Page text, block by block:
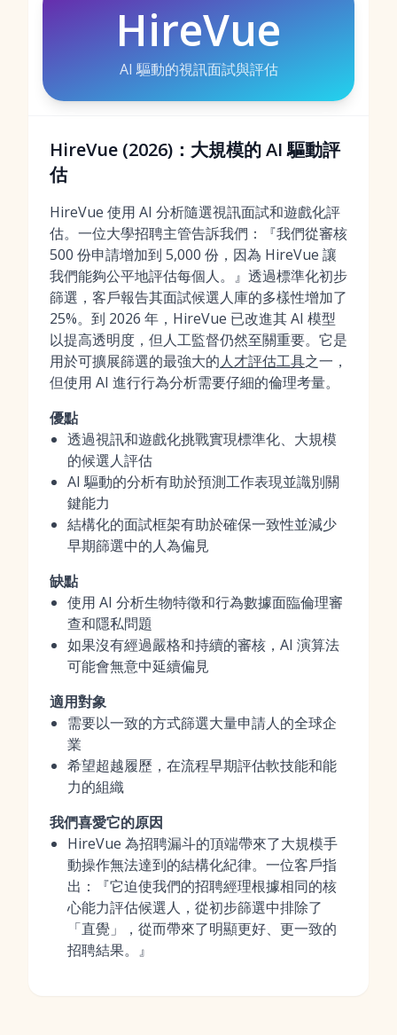
HireVue
AI 驅動的視訊面試與評估
HireVue (2026)：大規模的 AI 驅動評
估
HireVue 使用 AI 分析隨選視訊面試和遊戲化評
估。一位大學招聘主管告訴我們：『我們從審核
500 份申請增加到 5,000 份，因為 HireVue 讓
我們能夠公平地評估每個人。』透過標準化初步
篩選，客戶報告其面試候選人庫的多樣性增加了
25%。到 2026 年，HireVue 已改進其 AI 模型
以提高透明度，但人工監督仍然至關重要。它是
用於可擴展篩選的最強大的人才評估工具之一，
但使用 AI 進行行為分析需要仔細的倫理考量。
優點
透過視訊和遊戲化挑戰實現標準化、大規模
的候選人評估
AI 驅動的分析有助於預測工作表現並識別關
鍵能力
結構化的面試框架有助於確保一致性並減少
早期篩選中的人為偏見
缺點
使用 AI 分析生物特徵和行為數據面臨倫理審
查和隱私問題
如果沒有經過嚴格和持續的審核，AI 演算法
可能會無意中延續偏見
適用對象
需要以一致的方式篩選大量申請人的全球企
業
希望超越履歷，在流程早期評估軟技能和能
力的組織
我們喜愛它的原因
HireVue 為招聘漏斗的頂端帶來了大規模手
動操作無法達到的結構化紀律。一位客戶指
出：『它迫使我們的招聘經理根據相同的核
心能力評估候選人，從初步篩選中排除了
「直覺」，從而帶來了明顯更好、更一致的
招聘結果。』